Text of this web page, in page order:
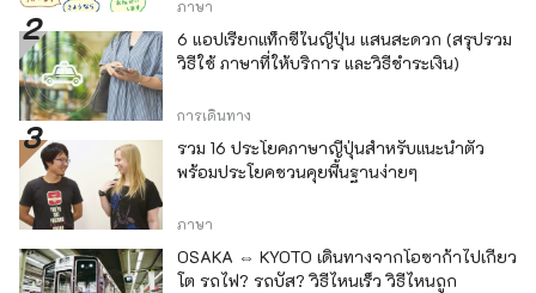
ภาษา
6 แอปเรียกแท็กซี่ในญี่ปุ่น แสนสะดวก (สรุปรวม
วิธีใช้ ภาษาที่ให้บริการ และวิธีชำระเงิน)
การเดินทาง
รวม 16 ประโยคภาษาญี่ปุ่นสำหรับแนะนำตัว
พร้อมประโยคชวนคุยพื้นฐานง่ายๆ
ภาษา
OSAKA ⇔ KYOTO เดินทางจากโอซาก้าไปเกียว
โต รถไฟ? รถบัส? วิธีไหนเร็ว วิธีไหนถูก